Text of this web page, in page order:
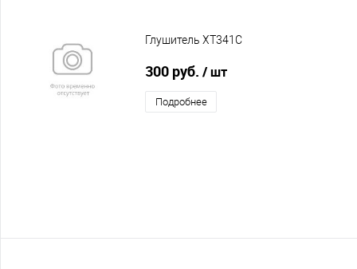
Глушитель XT341C
300 руб. / шт
Подробнее